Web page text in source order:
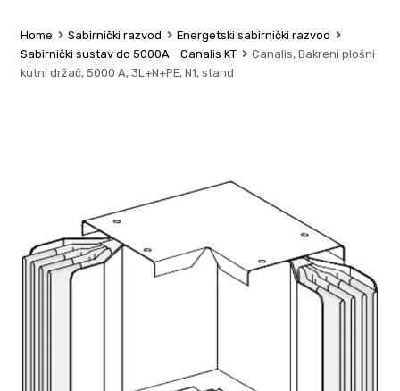
Home Sabirnički razvod
Energetski sabirnički razvod
Sabirnički sustav do 5000A - Canalis KT
Canalis, Bakreni plošni
kutni držač, 5000 A, 3L+N+PE, N1, stand